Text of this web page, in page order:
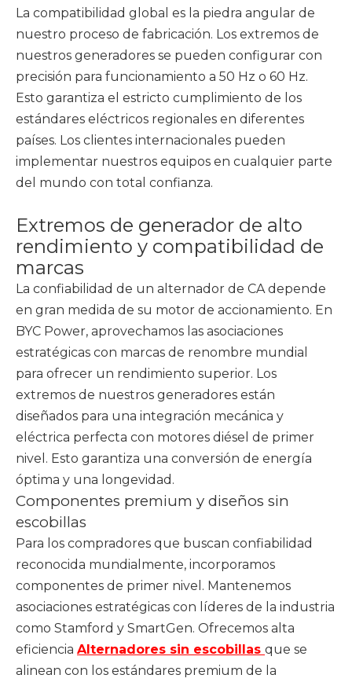
La compatibilidad global es la piedra angular de
nuestro proceso de fabricación. Los extremos de
nuestros generadores se pueden configurar con
precisión para funcionamiento a 50 Hz o 60 Hz.
Esto garantiza el estricto cumplimiento de los
estándares eléctricos regionales en diferentes
países. Los clientes internacionales pueden
implementar nuestros equipos en cualquier parte
del mundo con total confianza.
Extremos de generador de alto
rendimiento y compatibilidad de
marcas
La confiabilidad de un alternador de CA depende
en gran medida de su motor de accionamiento. En
BYC Power, aprovechamos las asociaciones
estratégicas con marcas de renombre mundial
para ofrecer un rendimiento superior. Los
extremos de nuestros generadores están
diseñados para una integración mecánica y
eléctrica perfecta con motores diésel de primer
nivel. Esto garantiza una conversión de energía
óptima y una longevidad.
Componentes premium y diseños sin
escobillas
Para los compradores que buscan confiabilidad
reconocida mundialmente, incorporamos
componentes de primer nivel. Mantenemos
asociaciones estratégicas con líderes de la industria
como Stamford y SmartGen. Ofrecemos alta
eficiencia Alternadores sin escobillas que se
alinean con los estándares premium de la